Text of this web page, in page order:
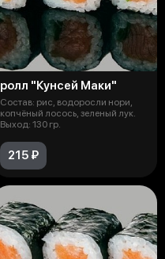
ролл "Кунсей Маки"
Состав: рис, водоросли нори,
копчёный лосось, зеленый лук.
Выход: 130 гр.
215 ₽